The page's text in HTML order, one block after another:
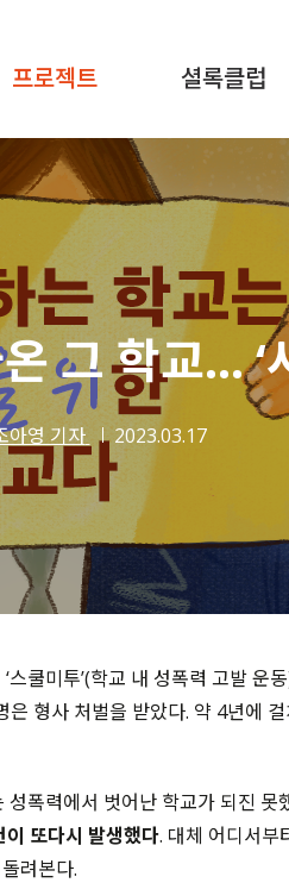
프로젝트 셜록클럽
그 학교… ‘
아영 기자 2023.03.17
쿨미투’(학교 내 성폭력 고발 운
형사 처벌을 받았다. 약 4년에
폭력에서 벗어난 학교가 되진 못
또다시 발생했다. 대체 어디서부
려본다.